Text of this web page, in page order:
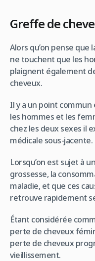
Greffe de
Alors qu’on pense
ne touchent que les
plaignent également
cheveux.
Il y a un point
les hommes et les
chez les deux sexes il
médicale sous-jacente.
Lorsqu’on est sujet à
grossesse, la
maladie, et que ces
retrouve rapidement
Étant considérée
perte de cheveux
perte de cheveux
vieillissement.